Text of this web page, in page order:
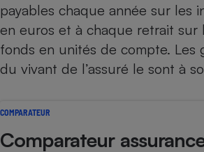
payables chaque année sur les
en euros et à chaque retrait sur
fonds en unités de compte. Les
du vivant de l’assuré le sont à
COMPARATEUR
Comparateur